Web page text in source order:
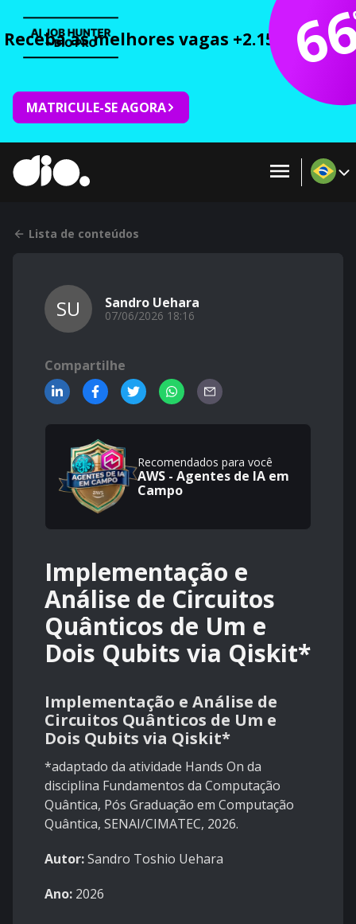
Receba as melhores vagas +2.150 cursos
MATRICULE-SE AGORA
Lista de conteúdos
SU Sandro Uehara
07/06/2026 18:16
Compartilhe
Recomendados para você
AWS - Agentes de IA em
Campo
Implementação e
Análise de Circuitos
Quânticos de Um e
Dois Qubits via Qiskit*
Implementação e Análise de
Circuitos Quânticos de Um e
Dois Qubits via Qiskit*
*adaptado da atividade Hands On da
disciplina Fundamentos da Computação
Quântica, Pós Graduação em Computação
Quântica, SENAI/CIMATEC, 2026.
Autor:Sandro Toshio Uehara
Ano: 2026